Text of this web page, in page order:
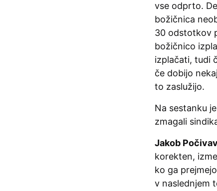
vse odprto.
božičnica
30 odstotkov
božičnico
izplačati, tudi
če dobijo
to zaslužijo.
Na sestanku
zmagali
Jakob
korekten,
ko ga
v naslednjem